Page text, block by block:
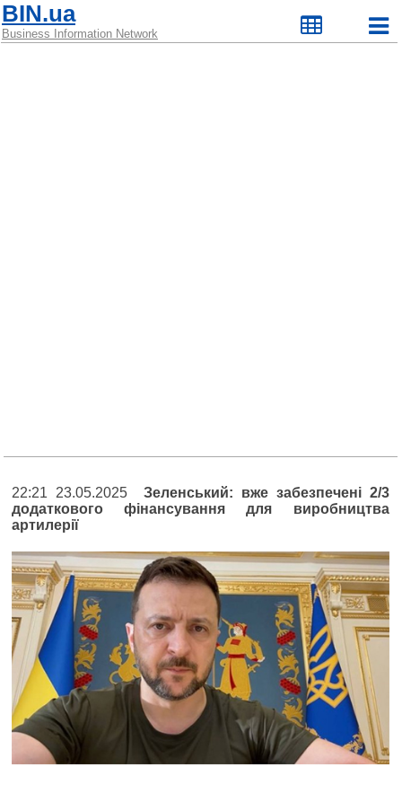
BIN.ua
Business Information Network
22:21 23.05.2025 Зеленський: вже забезпечені 2/3
додаткового фінансування для виробництва
артилерії